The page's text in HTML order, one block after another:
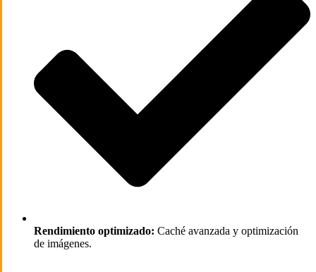
Rendimiento optimizado: Caché avanzada y optimización
de imágenes.